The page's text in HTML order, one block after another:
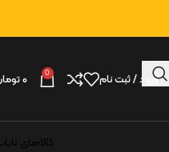
ورود / ثبت نام 0 ۰
کالاهای